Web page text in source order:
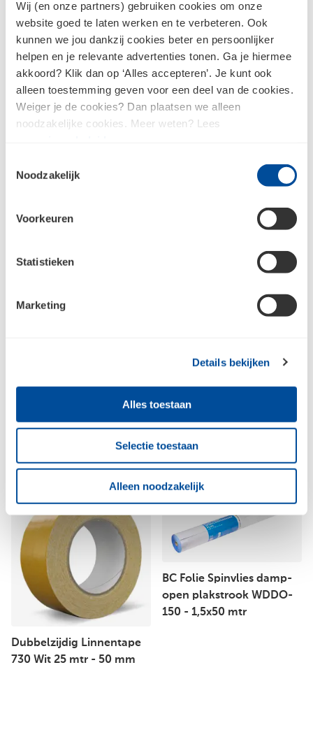
Wij (en onze partners) gebruiken cookies om onze
website goed te laten werken en te verbeteren. Ook
kunnen we jou dankzij cookies beter en persoonlijker
helpen en je relevante advertenties tonen. Ga je hiermee
akkoord? Klik dan op ‘Alles accepteren’. Je kunt ook
alleen toestemming geven voor een deel van de cookies.
Weiger je de cookies? Dan plaatsen we alleen
noodzakelijke cookies. Meer weten? Lees
Noodzakelijk
Voorkeuren
Statistieken
Marketing
Details bekijken
Alles toestaan
Selectie toestaan
Alleen noodzakelijk
Dubbelzijdig Tape Foam
27101 Wit 5 mtr - 19 mm
Delta FAS Tape Kleefband
20 mtr - 60 mm
Metal Cornerband Staal
Dubbelzijdig Linnentape
730 Wit 25 mtr - 50 mm
BC Folie Spinvlies damp-
open plakstrook WDDO-
150 - 1,5x50 mtr